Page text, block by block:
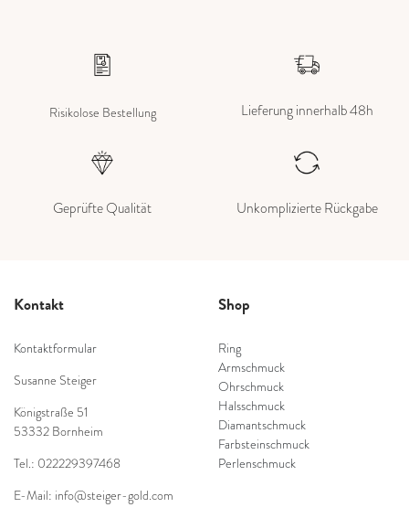
Risikolose Bestellung Lieferung innerhalb 48h
Geprüfte Qualität Unkomplizierte Rückgabe
Kontakt
Kontaktformular
Susanne Steiger
Königstraße 51
53332 Bornheim
Tel.: 022229397468
E-Mail: info@steiger-gold.com
Shop
Ring
Armschmuck
Ohrschmuck
Halsschmuck
Diamantschmuck
Farbsteinschmuck
Perlenschmuck